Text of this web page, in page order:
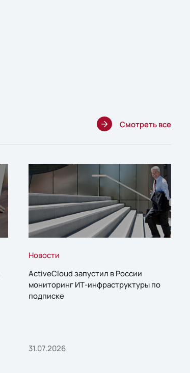
Смотреть все
Новости
ActiveCloud запустил в России
мониторинг ИТ-инфраструктуры по
подписке
31.07.2026